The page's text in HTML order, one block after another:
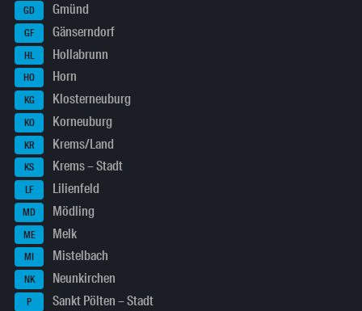
GD Gmünd
GF Gänserndorf
HL Hollabrunn
HO Horn
KG Klosterneuburg
KO Korneuburg
KR Krems/Land
KS Krems – Stadt
LF Lilienfeld
MD Mödling
ME Melk
MI Mistelbach
NK Neunkirchen
P Sankt Pölten – Stadt